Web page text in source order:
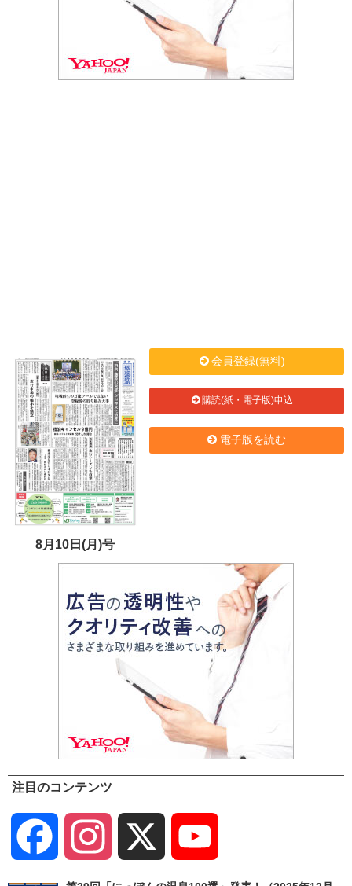
8月10日(月)号
会員登録(無料)
購読(紙・電子版)申込
電子版を読む
注目のコンテンツ
Facebook Instagram